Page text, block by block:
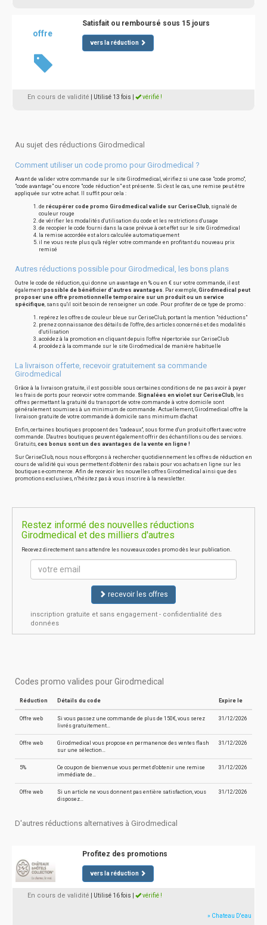
offre
Satisfait ou remboursé sous 15 jours
vers la réduction
En cours de validité | Utilisé 13 fois vérifié !
Au sujet des réductions Girodmedical
Comment utiliser un code promo pour Girodmedical ?
Avant de valider votre commande sur le site Girodmedical, vérifiez si une case "code promo",
"code avantage" ou encore "code réduction" est présente. Si c'est le cas, une remise peut être
appliquée sur votre achat. Il suffit pour cela :
de récupérer code promo Girodmedical valide sur CeriseClub, signalé de
couleur rouge
de vérifier les modalités d'utilisation du code et les restrictions d'usage
de recopier le code fourni dans la case prévue à cet effet sur le site Girodmedical
la remise accordée est alors calculée automatiquement
il ne vous reste plus qu'à régler votre commande en profitant du nouveau prix
remisé
Autres réductions possible pour Girodmedical, les bons plans
Outre le code de réduction, qui donne un avantage en % ou en € sur votre commande, il est
également possible de bénéficier d'autres avantages. Par exemple, Girodmedical peut
proposer une offre promotionnelle temporaire sur un produit ou un service
spécifique, sans qu'il soit besoin de renseigner un code. Pour profiter de ce type de promo :
repérez les offres de couleur bleue sur CeriseClub, portant la mention "réductions"
prenez connaissance des détails de l'offre, des articles concernés et des modalités
d'utilisation
accédez à la promotion en cliquant depuis l'offre répertoriée sur CeriseClub
procédez à la commande sur le site Girodmedical de manière habituelle
La livraison offerte, recevoir gratuitement sa commande
Girodmedical
Grâce à la livraison gratuite, il est possible sous certaines conditions de ne pas avoir à payer
les frais de ports pour recevoir votre commande. Signalées en violet sur CeriseClub, les
offres permettant la gratuité du transport de votre commande à votre domicile sont
généralement soumises à un minimum de commande. Actuellement, Girodmedical offre la
livraison gratuite de votre commande à domicile sans minimum d'achat
Enfin, certaines boutiques proposent des "cadeaux", sous forme d'un produit offert avec votre
commande. D'autres boutiques peuvent également offrir des échantillons ou des services.
Gratuits, ces bonus sont un des avantages de la vente en ligne !
Sur CeriseClub, nous nous efforçons à rechercher quotidiennement les offres de réduction en
cours de validité qui vous permettent d'obtenir des rabais pour vos achats en ligne sur les
boutiques e-commerce. Afin de recevoir les nouvelles offres Girodmedical ainsi que des
promotions exclusives, n'hésitez pas à vous inscrire à la newsletter.
Restez informé des nouvelles réductions
Girodmedical et des milliers d'autres
Recevez directement sans attendre les nouveaux codes promo dès leur publication.
recevoir les offres
inscription gratuite et sans engagement - confidentialité des
données
Codes promo valides pour Girodmedical
Réduction Détails du code Expire le
Offre web
Si vous passez une commande de plus de 150€, vous serez
livrés gratuitement…
31/12/2026
Offre web
Girodmedical vous propose en permanence des ventes flash
sur une sélection…
31/12/2026
5%
Ce coupon de bienvenue vous permet d'obtenir une remise
immédiate de…
31/12/2026
Offre web
Si un article ne vous donnent pas entière satisfaction, vous
disposez…
31/12/2026
D'autres réductions alternatives à Girodmedical
Profitez des promotions
vers la réduction
En cours de validité | Utilisé 16 fois vérifié !
» Chateau D'eau